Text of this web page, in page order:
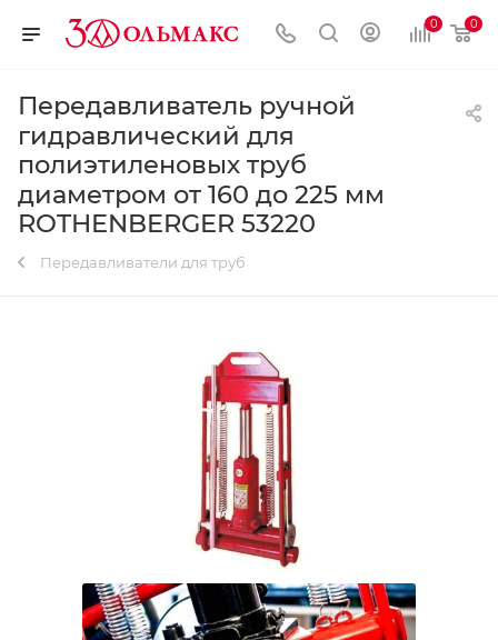
0 0
Передавливатель ручной
гидравлический для
полиэтиленовых труб
диаметром от 160 до 225 мм
ROTHENBERGER 53220
Передавливатели для труб